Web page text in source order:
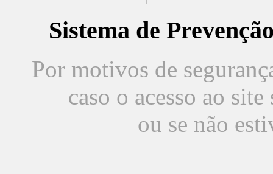
Sistema de
Por motivos de
caso o acesso ao
ou se não